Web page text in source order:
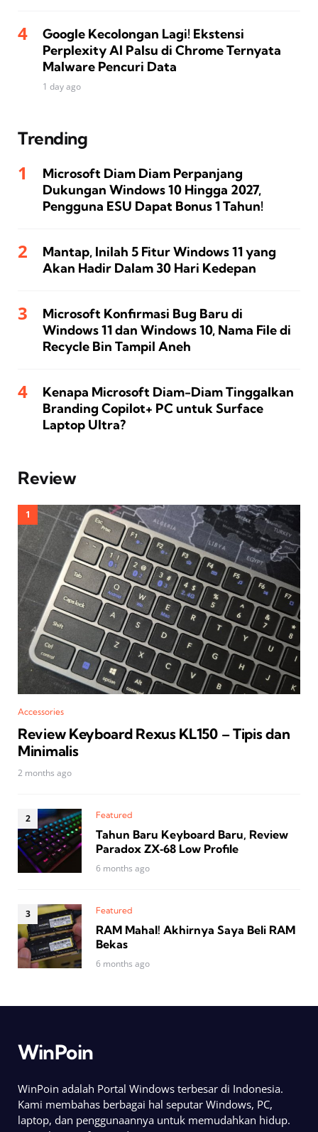
Google Kecolongan Lagi! Ekstensi
Perplexity AI Palsu di Chrome Ternyata
Malware Pencuri Data
1 day ago
Trending
Microsoft Diam Diam Perpanjang
Dukungan Windows 10 Hingga 2027,
Pengguna ESU Dapat Bonus 1 Tahun!
Mantap, Inilah 5 Fitur Windows 11 yang
Akan Hadir Dalam 30 Hari Kedepan
Microsoft Konfirmasi Bug Baru di
Windows 11 dan Windows 10, Nama File di
Recycle Bin Tampil Aneh
Kenapa Microsoft Diam-Diam Tinggalkan
Branding Copilot+ PC untuk Surface
Laptop Ultra?
Review
Accessories
Review Keyboard Rexus KL150 – Tipis dan
Minimalis
2 months ago
Featured
Tahun Baru Keyboard Baru, Review
Paradox ZX‑68 Low Profile
6 months ago
Featured
RAM Mahal! Akhirnya Saya Beli RAM
Bekas
6 months ago
WinPoin
WinPoin adalah Portal Windows terbesar di Indonesia.
Kami membahas berbagai hal seputar Windows, PC,
laptop, dan penggunaannya untuk memudahkan hidup.